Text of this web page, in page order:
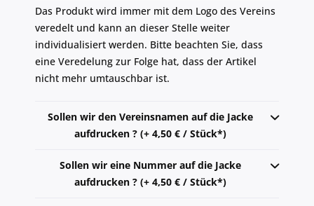
Das Produkt wird immer mit dem Logo des Vereins
veredelt und kann an dieser Stelle weiter
individualisiert werden. Bitte beachten Sie, dass
eine Veredelung zur Folge hat, dass der Artikel
nicht mehr umtauschbar ist.
Sollen wir den Vereinsnamen auf die Jacke
aufdrucken ? (+ 4,50 € / Stück*)
Sollen wir eine Nummer auf die Jacke
aufdrucken ? (+ 4,50 € / Stück*)